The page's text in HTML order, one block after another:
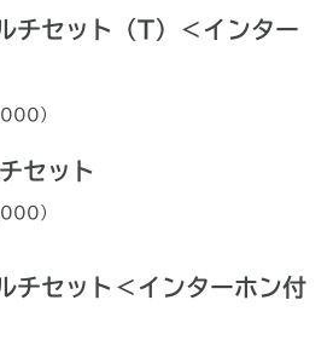
セット（T）＜インター
）
セット
）
セット＜インターホン付